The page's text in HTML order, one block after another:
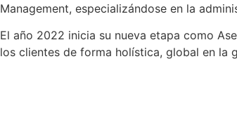
Management, especializándose en la
El año 2022 inicia su nueva etapa como
los clientes de forma holística, global en la